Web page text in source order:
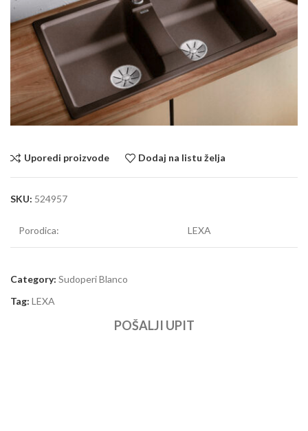
Uporedi proizvode Dodaj na listu želja
SKU: 524957
Porodica: LEXA
Category: Sudoperi Blanco
Tag: LEXA
POŠALJI UPIT